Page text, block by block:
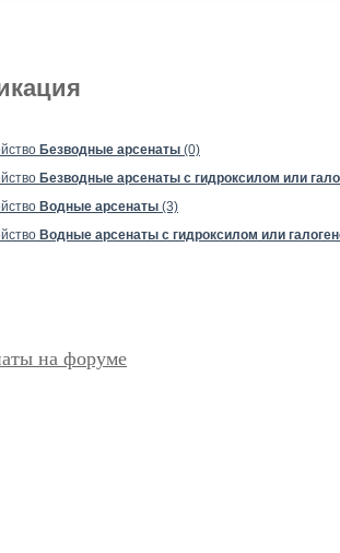
Безводные арсенаты (0)
Безводные арсенаты с гидроксилом или
Водные арсенаты (3)
Водные арсенаты с гидроксилом или
на форуме